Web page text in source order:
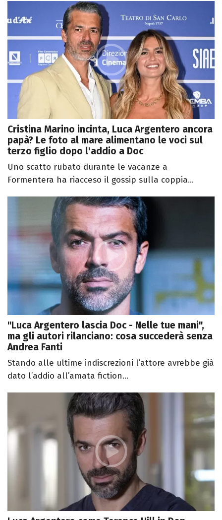
Cristina Marino incinta, Luca Argentero ancora
papà? Le foto al mare alimentano le voci sul
terzo figlio dopo l'addio a Doc
Uno scatto rubato durante le vacanze a
Formentera ha riacceso il gossip sulla coppia...
"Luca Argentero lascia Doc - Nelle tue mani",
ma gli autori rilanciano: cosa succederà senza
Andrea Fanti
Stando alle ultime indiscrezioni l’attore avrebbe già
dato l’addio all’amata fiction...